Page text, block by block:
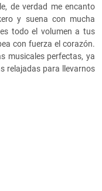
de verdad me encanto
y suena con mucha
todo el volumen a tus
con fuerza el corazón.
musicales perfectas, ya
relajadas para llevarnos